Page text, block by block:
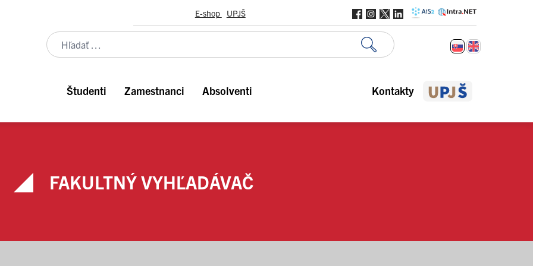
E-shop UPJŠ
Študenti Zamestnanci Absolventi Kontakty
FAKULTNÝ VYHĽADÁVAČ